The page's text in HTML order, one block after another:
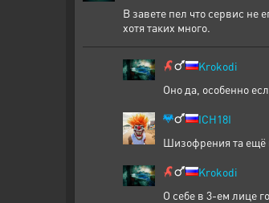
В завете пел что сервис не
хотя таких много.
Krokodi
Оно да, особенно
ICH18I
Шизофрения та ещё
Krokodi
О себе в 3-ем лице